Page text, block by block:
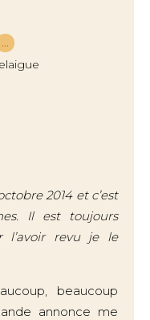
…
2014 et c’est
Il est toujours
l’avoir revu je le
beaucoup
annonce me